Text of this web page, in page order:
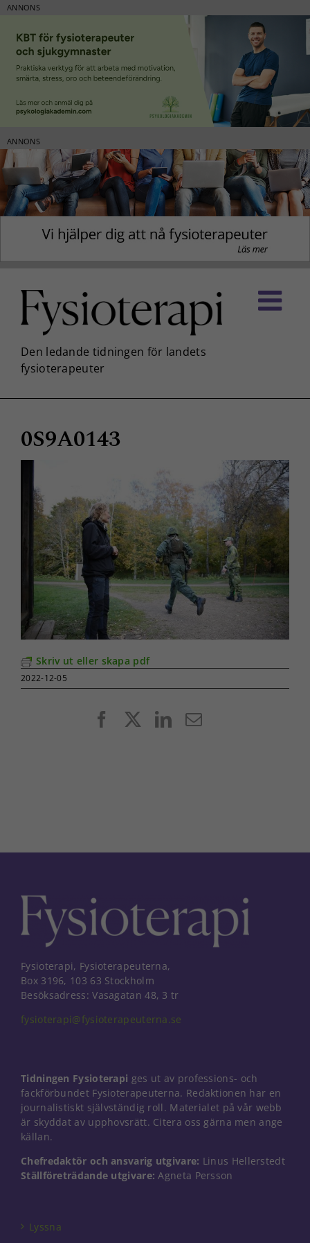
ANNONS
ANNONS
innehållet
0S9A0143
Skriv ut eller skapa pdf
2022-12-05
FacebookLinkedIn
E-
Fysioterapi, Fysioterapeuterna,
Box 3196, 103 63 Stockholm
Besöksadress: Vasagatan 48, 3 tr
fysioterapi@fysioterapeuterna.se
Tidningen Fysioterapi ges ut av professions- och
fackförbundet Fysioterapeuterna. Redaktionen har en
journalistiskt självständig roll. Materialet på vår webb
är skyddat av upphovsrätt. Citera oss gärna men ange
källan.
Chefredaktör och ansvarig utgivare: Linus Hellerstedt
Ställföreträdande utgivare: Agneta Persson
Lyssna
Nödvändiga